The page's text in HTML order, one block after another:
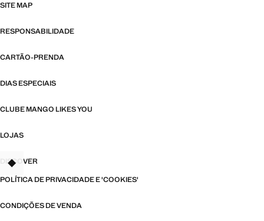
SITE MAP
RESPONSABILIDADE
CARTÃO-PRENDA
DIAS ESPECIAIS
CLUBE MANGO LIKES YOU
LOJAS
DISCOVER
POLÍTICA DE PRIVACIDADE E 'COOKIES'
CONDIÇÕES DE VENDA